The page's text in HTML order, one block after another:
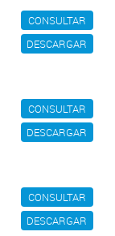
CONSULTAR
DESCARGAR
CONSULTAR
DESCARGAR
CONSULTAR
DESCARGAR